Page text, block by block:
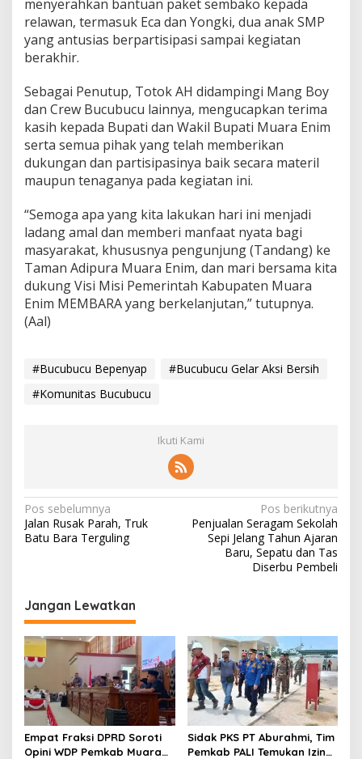
menyerahkan bantuan paket sembako kepada
relawan, termasuk Eca dan Yongki, dua anak SMP
yang antusias berpartisipasi sampai kegiatan
berakhir.
Sebagai Penutup, Totok AH didampingi Mang Boy
dan Crew Bucubucu lainnya, mengucapkan terima
kasih kepada Bupati dan Wakil Bupati Muara Enim
serta semua pihak yang telah memberikan
dukungan dan partisipasinya baik secara materil
maupun tenaganya pada kegiatan ini.
“Semoga apa yang kita lakukan hari ini menjadi
ladang amal dan memberi manfaat nyata bagi
masyarakat, khususnya pengunjung (Tandang) ke
Taman Adipura Muara Enim, dan mari bersama kita
dukung Visi Misi Pemerintah Kabupaten Muara
Enim MEMBARA yang berkelanjutan,” tutupnya.
(Aal)
#Bucubucu Bepenyap
#Bucubucu Gelar Aksi Bersih
#Komunitas Bucubucu
Ikuti Kami
N
a
g
a
s
i
p
o
s
Pos sebelumnya
Jalan Rusak Parah, Truk
Batu Bara Terguling
Pos berikutnya
Penjualan Seragam Sekolah
Sepi Jelang Tahun Ajaran
Baru, Sepatu dan Tas
Diserbu Pembeli
Jangan Lewatkan
Empat Fraksi DPRD Soroti
Opini WDP Pemkab Muara
Sidak PKS PT Aburahmi, Tim
Pemkab PALI Temukan Izin